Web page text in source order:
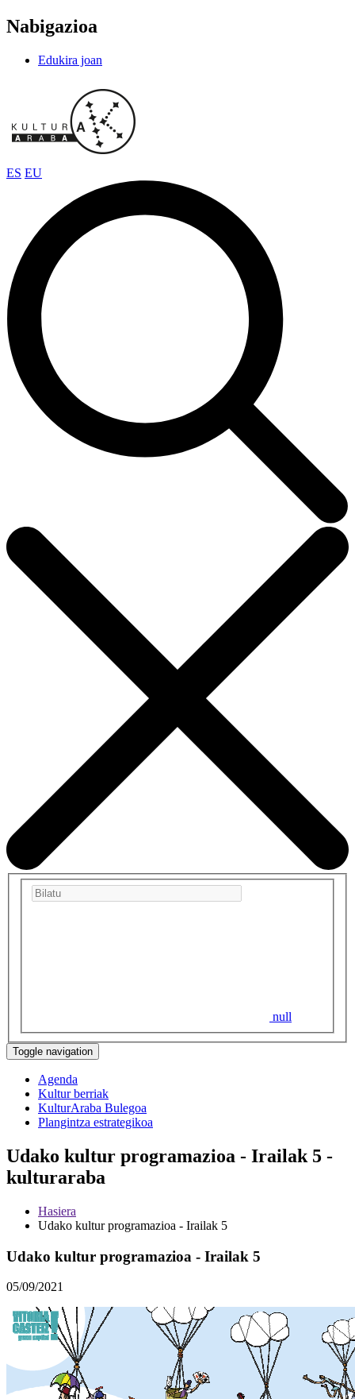
Nabigazioa
Edukira joan
ES EU
null
Toggle navigation
Agenda
Kultur berriak
KulturAraba Bulegoa
Plangintza estrategikoa
Udako kultur programazioa - Irailak 5 -
kulturaraba
Hasiera
Udako kultur programazioa - Irailak 5
Udako kultur programazioa - Irailak 5
05/09/2021